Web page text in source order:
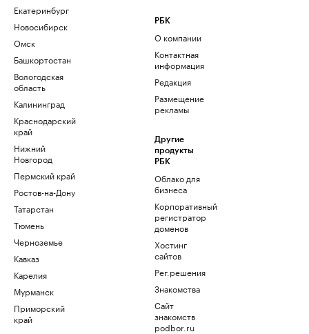
Екатеринбург
Новосибирск
Омск
Башкортостан
Вологодская
область
Калининград
Краснодарский
край
Нижний
Новгород
Пермский край
Ростов-на-Дону
Татарстан
Тюмень
Черноземье
Кавказ
Карелия
Мурманск
Приморский
край
РБК
О компании
Контактная
информация
Редакция
Размещение
рекламы
Другие
продукты
РБК
Облако для
бизнеса
Корпоративный
регистратор
доменов
Хостинг
сайтов
Рег.решения
Знакомства
Сайт
знакомств
podbor.ru